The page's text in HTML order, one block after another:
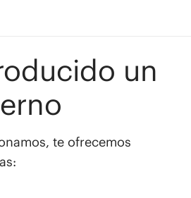
un
te ofrecemos